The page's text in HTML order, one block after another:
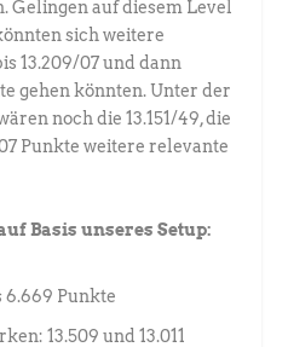
Gelingen auf diesem Level
sich weitere
13.209/07 und dann
gehen könnten. Unter der
noch die 13.151/49, die
Punkte weitere relevante
Basis unseres Setup:
6.669 Punkte
13.509 und 13.011